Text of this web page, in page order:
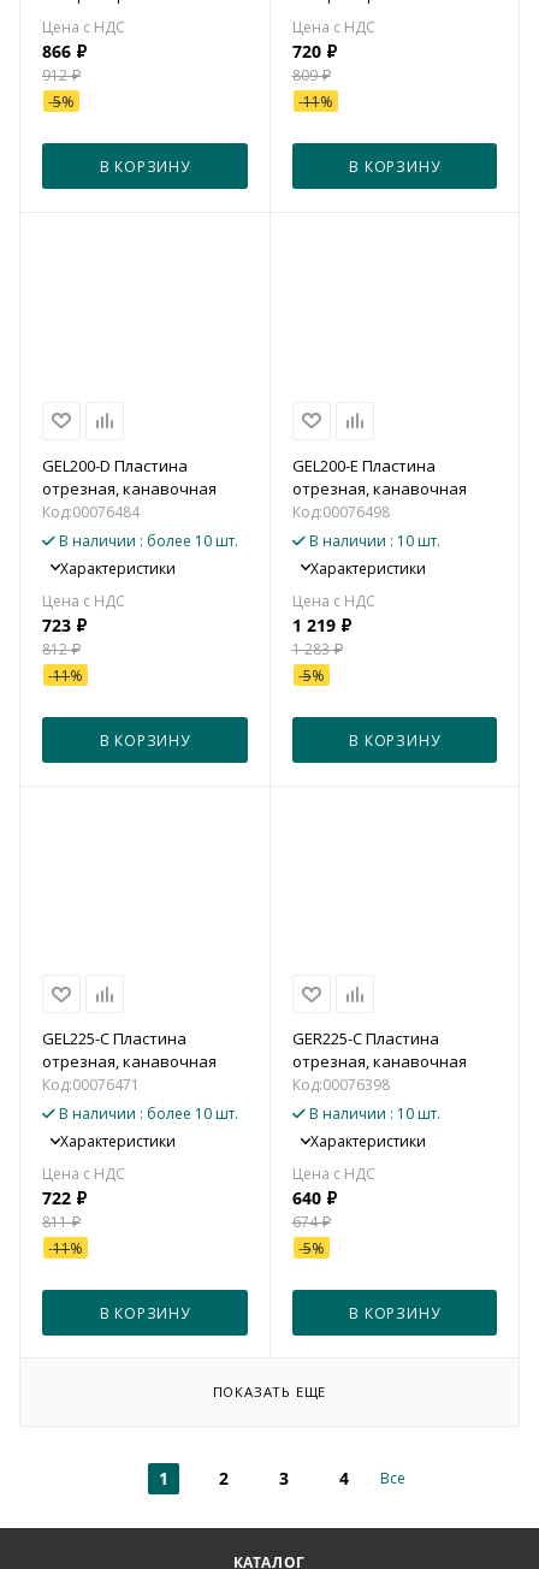
866 ₽
912₽
-5%
В КОРЗИНУ
720₽
809₽
-11%
В КОРЗИНУ
GEL200-D Пластина
отрезная, канавочная
Код:00076484
В наличии : более 10 шт.
Характеристики
723 ₽
812₽
-11%
В КОРЗИНУ
GEL200-E Пластина
отрезная, канавочная
Код:00076498
В наличии : 10 шт.
Характеристики
1 219₽
1 283₽
-5%
В КОРЗИНУ
GEL225-C Пластина
отрезная, канавочная
Код:00076471
В наличии : более 10 шт.
Характеристики
722 ₽
811₽
-11%
В КОРЗИНУ
GER225-C Пластина
отрезная, канавочная
Код:00076398
В наличии : 10 шт.
Характеристики
640₽
674₽
-5%
В КОРЗИНУ
ПОКАЗАТЬ ЕЩЕ
1 2 3 4 Все
КАТАЛОГ